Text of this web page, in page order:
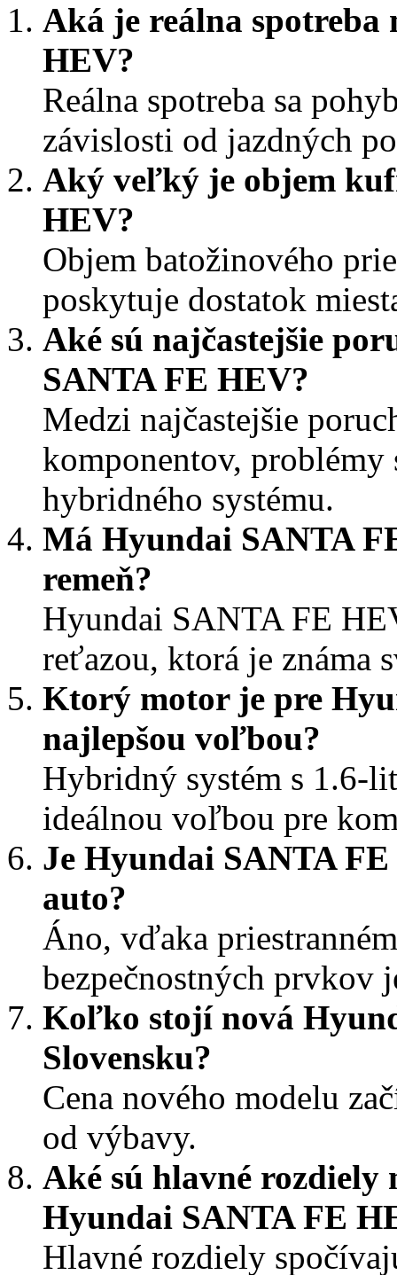
Aká je reálna
HEV?
Reálna spotreba sa
závislosti od jazdných
Aký veľký je objem
HEV?
Objem batožinového
poskytuje dostatok
Aké sú najčastejšie
SANTA FE HEV?
Medzi najčastejšie
komponentov,
hybridného systému.
Má Hyundai SANTA
remeň?
Hyundai SANTA FE
reťazou, ktorá je známa
Ktorý motor je pre
najlepšou voľbou?
Hybridný systém s 1.6-
ideálnou voľbou pre
Je Hyundai SANTA
auto?
Áno, vďaka
bezpečnostných prvkov
Koľko stojí nová
Slovensku?
Cena nového modelu
od výbavy.
Aké sú hlavné
Hyundai SANTA FE
Hlavné rozdiely